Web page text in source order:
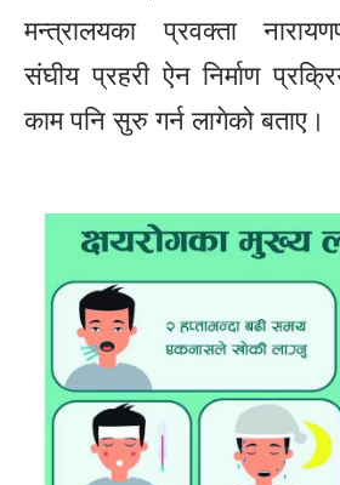
मन्त्रालयका प्रवक्ता
संघीय प्रहरी ऐन निर्माण
काम पनि सुरु गर्न लागेको बताए।